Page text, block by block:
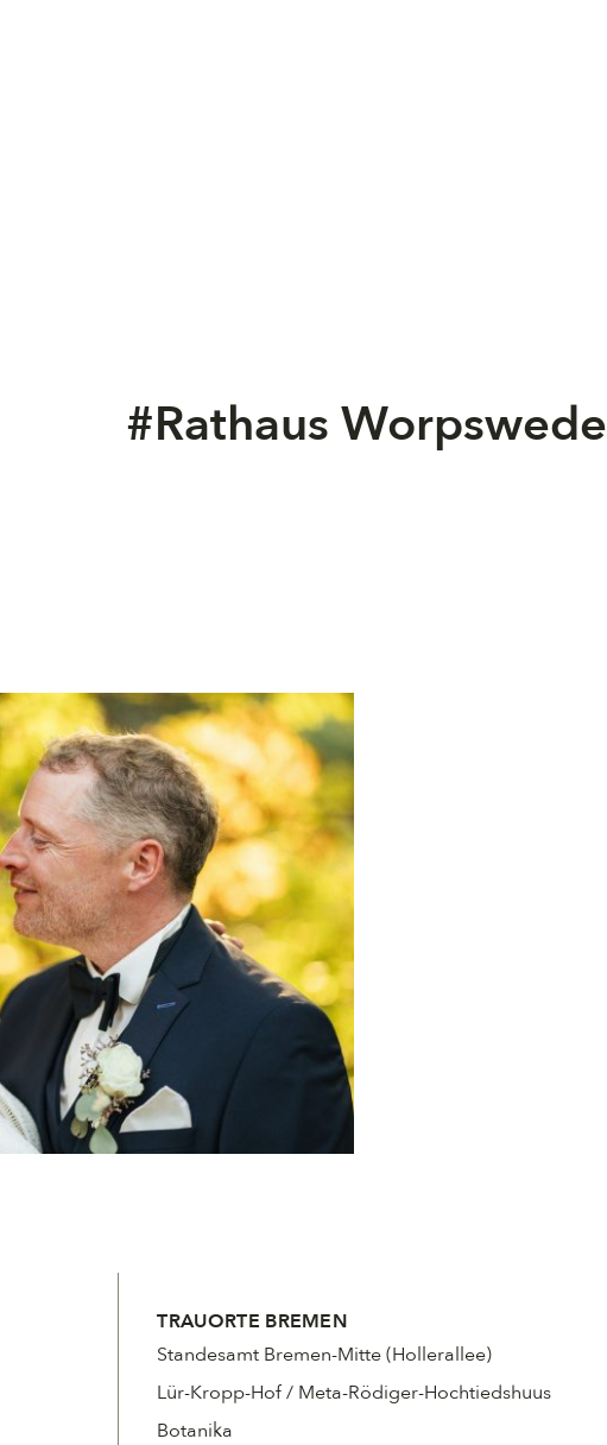
#Rathaus Worpswede
TRAUORTE BREMEN
Standesamt Bremen-Mitte (Hollerallee)
Lür-Kropp-Hof / Meta-Rödiger-Hochtiedshuus
Botanika